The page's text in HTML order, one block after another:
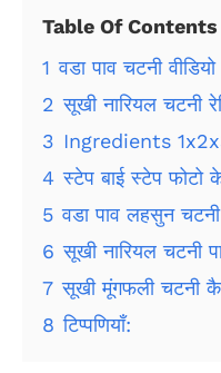
Table Of Contents
1 वडा पाव चटनी वीडियो
2 सूखी नारियल चटनी
3 Ingredients
4 स्टेप बाई स्टेप फोटो
5 वडा पाव लहसुन
6 सूखी नारियल चटनी
7 सूखी मूंगफली चटनी
8 टिप्पणियाँ: